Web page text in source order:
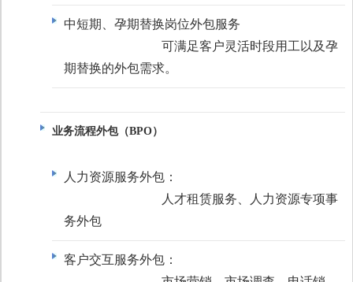
中短期、孕期替换岗位外包服务
可满足客户灵活时段用工以及孕
期替换的外包需求。
业务流程外包（BPO）
人力资源服务外包：
人才租赁服务、人力资源专项事
务外包
客户交互服务外包：